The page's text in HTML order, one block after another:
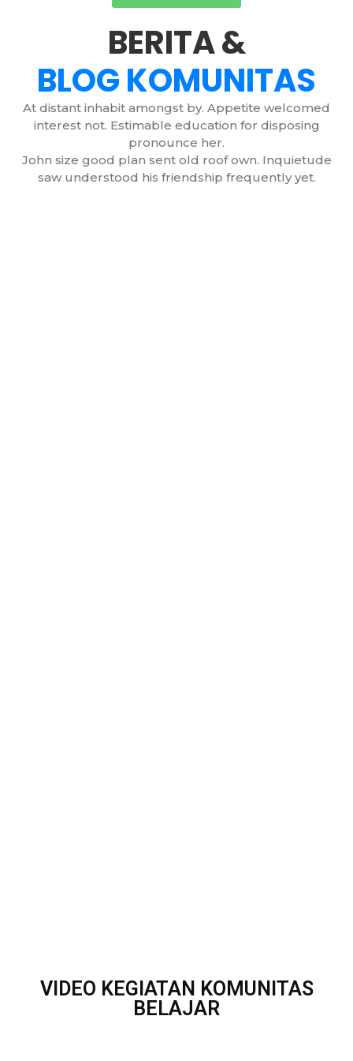
BERITA &
BLOG KOMUNITAS
At distant inhabit amongst by. Appetite welcomed
interest not. Estimable education for disposing
pronounce her.
John size good plan sent old roof own. Inquietude
saw understood his friendship frequently yet.
VIDEO KEGIATAN KOMUNITAS
BELAJAR